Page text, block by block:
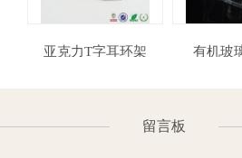
亚克力T字耳环架 有机
留言板